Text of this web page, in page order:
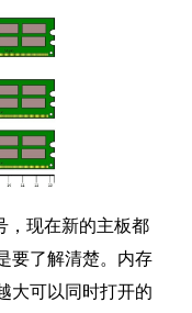
，现在新的主板都
要了解清楚。内存
大可以同时打开的